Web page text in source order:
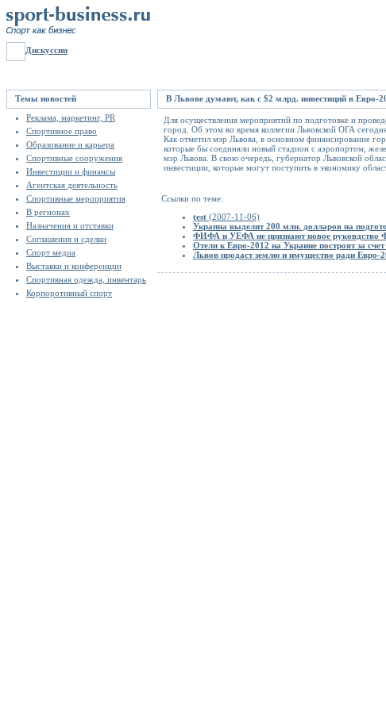
Дискуссии
Темы новостей
Реклама, маркетинг, PR
Спортивное право
Образование и карьера
Спортивные сооружения
Инвестиции и финансы
Агентская деятельность
Спортивные мероприятия
В регионах
Назначения и отставки
Соглашения и сделки
Спорт медиа
Выставки и конференции
Спортивная одежда, инвентарь
Корпоротивный спорт
В Львове думают, как с $2 млрд. инвестиций в Евро-
Для осуществления мероприятий по подготовке и
город. Об этом во время коллегии Львовской ОГА
Как отметил мэр Львова, в основном финансирование
которые бы соединяли новый стадион с аэропортом,
мэр Львова. В свою очередь, губернатор Львовской
инвестиции, которые могут поступить в экономику
Ссылки по теме:
test (2007-11-06)
Украина выделит 200 млн. долларов на
ФИФА и УЕФА не признают новое руковдство
Отели к Евро-2012 на Украине построят за
Львов продаст землю и имущество ради Евро-